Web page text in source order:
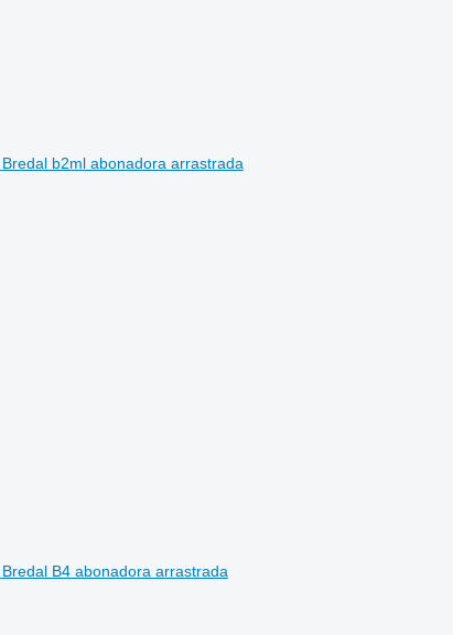
Bredal b2ml abonadora arrastrada
Bredal B4 abonadora arrastrada